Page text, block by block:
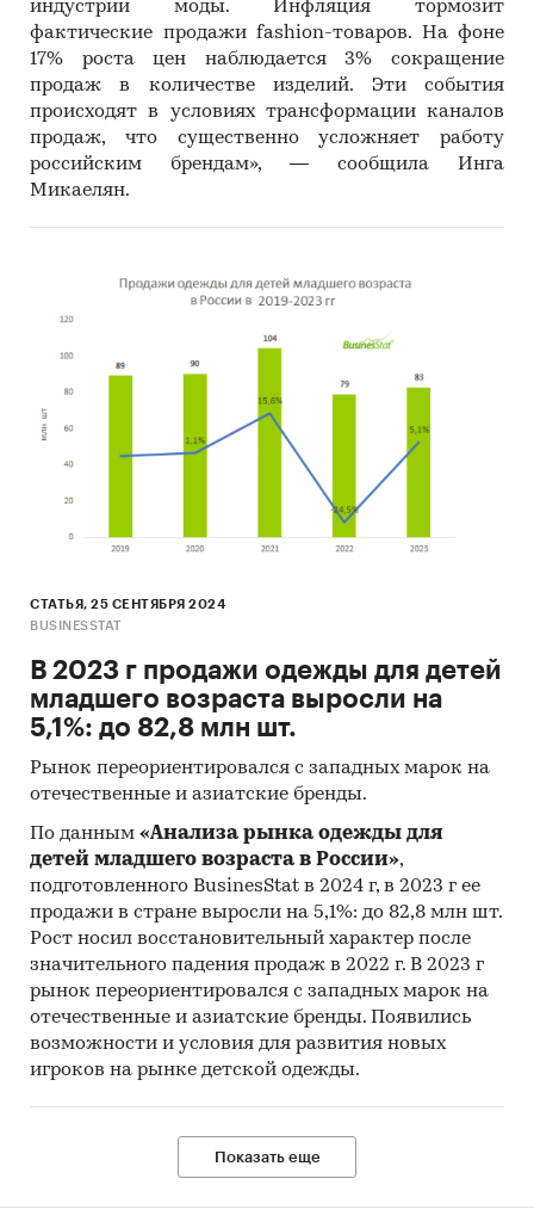
индустрии моды. Инфляция тормозит
фактические продажи fashion-товаров. На фоне
17% роста цен наблюдается 3% сокращение
продаж в количестве изделий. Эти события
происходят в условиях трансформации каналов
продаж, что существенно усложняет работу
российским брендам», — сообщила Инга
Микаелян.
СТАТЬЯ, 25 СЕНТЯБРЯ 2024
BUSINESSTAT
В 2023 г продажи одежды для детей
младшего возраста выросли на
5,1%: до 82,8 млн шт.
Рынок переориентировался с западных марок на
отечественные и азиатские бренды.
По данным «Анализа рынка одежды для
детей младшего возраста в России»,
подготовленного BusinesStat в 2024 г, в 2023 г ее
продажи в стране выросли на 5,1%: до 82,8 млн шт.
Рост носил восстановительный характер после
значительного падения продаж в 2022 г. В 2023 г
рынок переориентировался с западных марок на
отечественные и азиатские бренды. Появились
возможности и условия для развития новых
игроков на рынке детской одежды.
Показать еще